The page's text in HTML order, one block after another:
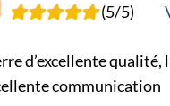
(5/5)
d’excellente
communication